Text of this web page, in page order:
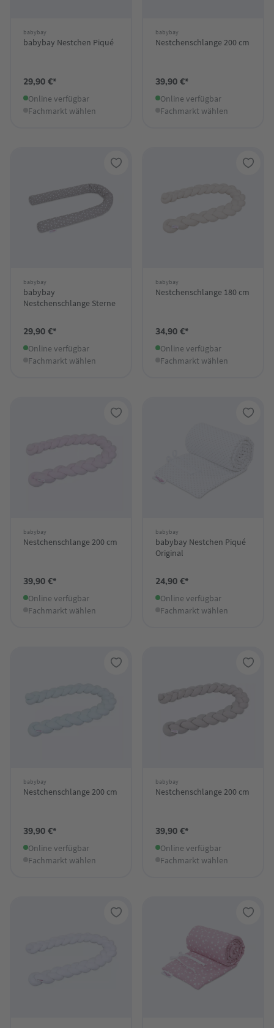
babybay
babybay Nestchen Piqué
29,90 €*
Online verfügbar
Fachmarkt wählen
babybay
Nestchenschlange 200 cm
39,90 €*
Online verfügbar
Fachmarkt wählen
babybay
babybay
Nestchenschlange Sterne
29,90 €*
Online verfügbar
Fachmarkt wählen
babybay
Nestchenschlange 180 cm
34,90 €*
Online verfügbar
Fachmarkt wählen
babybay
Nestchenschlange 200 cm
39,90 €*
Online verfügbar
Fachmarkt wählen
babybay
babybay Nestchen Piqué
Original
24,90 €*
Online verfügbar
Fachmarkt wählen
babybay
Nestchenschlange 200 cm
39,90 €*
Online verfügbar
Fachmarkt wählen
babybay
Nestchenschlange 200 cm
39,90 €*
Online verfügbar
Fachmarkt wählen